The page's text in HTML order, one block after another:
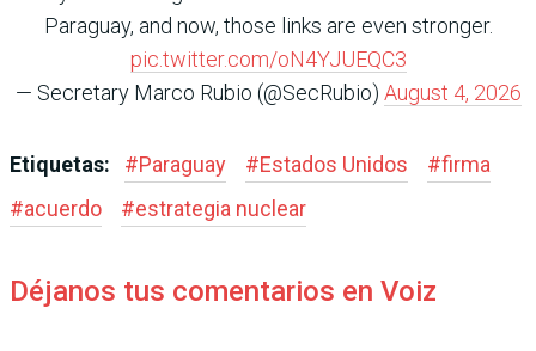
Paraguay, and now, those links are even stronger.
pic.twitter.com/oN4YJUEQC3
— Secretary Marco Rubio (@SecRubio) August 4, 2026
Etiquetas: #Paraguay #Estados Unidos #firma
#acuerdo #estrategia nuclear
Déjanos tus comentarios en Voiz